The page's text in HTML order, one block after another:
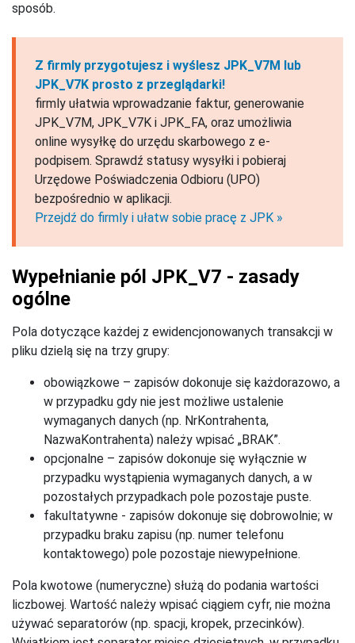
sposób.
Z firmly przygotujesz i wyślesz JPK_V7M lub
JPK_V7K prosto z przeglądarki!
firmly ułatwia wprowadzanie faktur, generowanie
JPK_V7M, JPK_V7K i JPK_FA, oraz umożliwia
online wysyłkę do urzędu skarbowego z e-
podpisem. Sprawdź statusy wysyłki i pobieraj
Urzędowe Poświadczenia Odbioru (UPO)
bezpośrednio w aplikacji.
Przejdź do firmly i ułatw sobie pracę z JPK »
Wypełnianie pól JPK_V7 - zasady
ogólne
Pola dotyczące każdej z ewidencjonowanych transakcji w
pliku dzielą się na trzy grupy:
obowiązkowe – zapisów dokonuje się każdorazowo, a
w przypadku gdy nie jest możliwe ustalenie
wymaganych danych (np. NrKontrahenta,
NazwaKontrahenta) należy wpisać „BRAK”.
opcjonalne – zapisów dokonuje się wyłącznie w
przypadku wystąpienia wymaganych danych, a w
pozostałych przypadkach pole pozostaje puste.
fakultatywne - zapisów dokonuje się dobrowolnie; w
przypadku braku zapisu (np. numer telefonu
kontaktowego) pole pozostaje niewypełnione.
Pola kwotowe (numeryczne) służą do podania wartości
liczbowej. Wartość należy wpisać ciągiem cyfr, nie można
używać separatorów (np. spacji, kropek, przecinków).